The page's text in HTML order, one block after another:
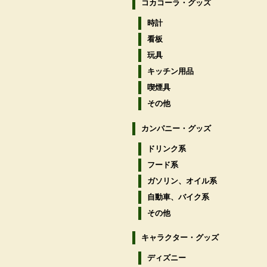
コカコーラ・グッズ
時計
看板
玩具
キッチン用品
喫煙具
その他
カンパニー・グッズ
ドリンク系
フード系
ガソリン、オイル系
自動車、バイク系
その他
キャラクター・グッズ
ディズニー